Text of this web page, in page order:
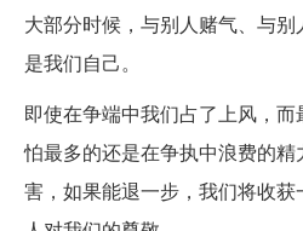
大部分时候，与别人赌气、与
是我们自己。
即使在争端中我们占了上风，
怕最多的还是在争执中浪费的
害，如果能退一步，我们将收